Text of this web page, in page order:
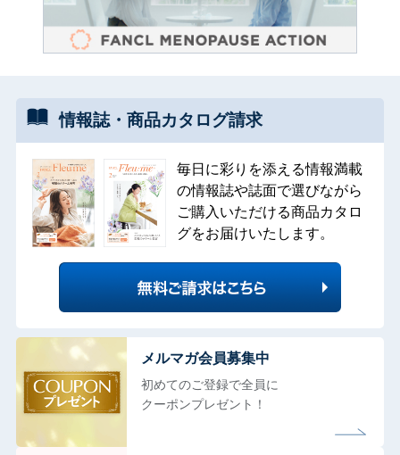
情報誌・ 商品カタログ請求
毎日に彩りを添える情報満載
の情報誌や誌面で選びながら
ご購入いただける商品カタロ
グをお届けいたします。
メルマガ会員募集中
初めてのご登録で全員に
クーポンプレゼント！